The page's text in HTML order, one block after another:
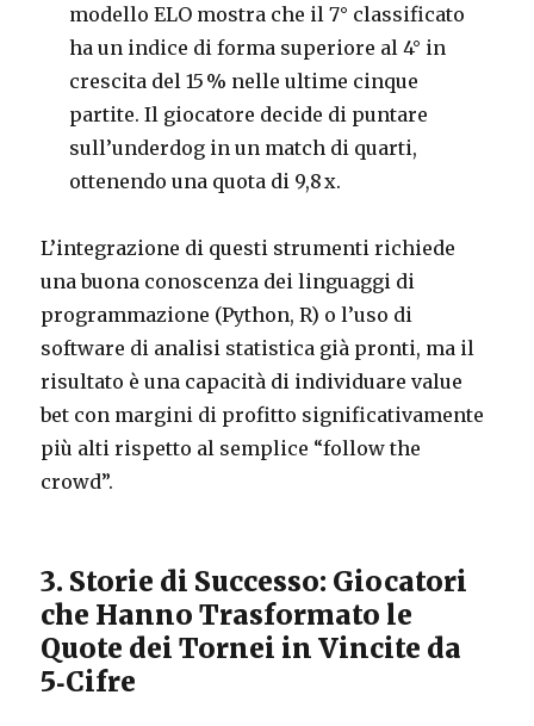
modello ELO mostra che il 7° classificato
ha un indice di forma superiore al 4° in
crescita del 15 % nelle ultime cinque
partite. Il giocatore decide di puntare
sull’underdog in un match di quarti,
ottenendo una quota di 9,8 x.
L’integrazione di questi strumenti richiede
una buona conoscenza dei linguaggi di
programmazione (Python, R) o l’uso di
software di analisi statistica già pronti, ma il
risultato è una capacità di individuare value
bet con margini di profitto significativamente
più alti rispetto al semplice “follow the
crowd”.
3. Storie di Successo: Giocatori
che Hanno Trasformato le
Quote dei Tornei in Vincite da
5‑Cifre